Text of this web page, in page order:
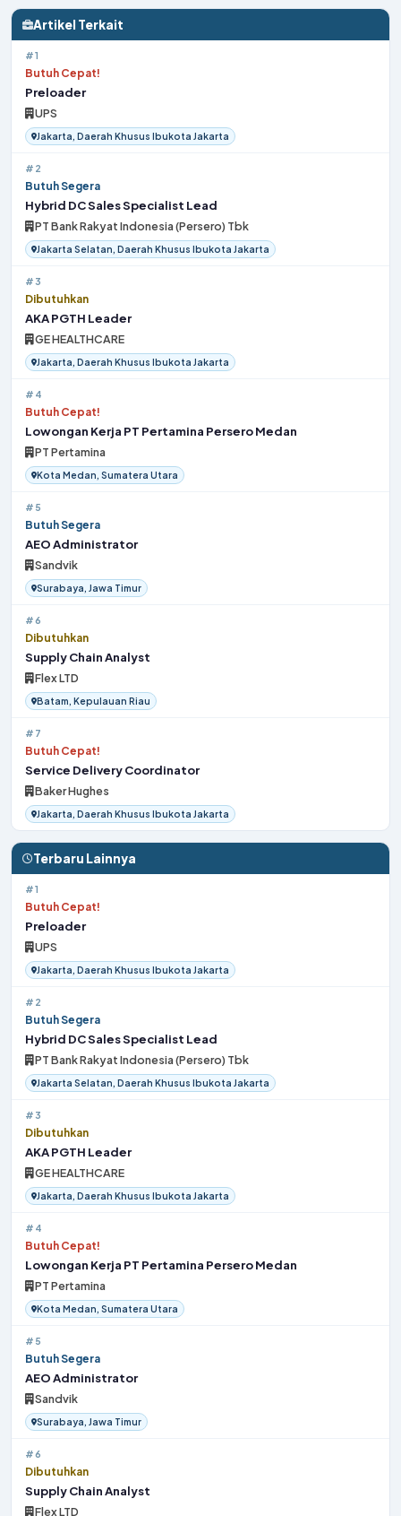
Artikel Terkait
#1
Butuh Cepat!
Preloader
UPS
Jakarta, Daerah Khusus Ibukota Jakarta
#2
Butuh Segera
Hybrid DC Sales Specialist Lead
PT Bank Rakyat Indonesia (Persero) Tbk
Jakarta Selatan, Daerah Khusus Ibukota Jakarta
#3
Dibutuhkan
AKA PGTH Leader
GE HEALTHCARE
Jakarta, Daerah Khusus Ibukota Jakarta
#4
Butuh Cepat!
Lowongan Kerja PT Pertamina Persero Medan
PT Pertamina
Kota Medan, Sumatera Utara
#5
Butuh Segera
AEO Administrator
Sandvik
Surabaya, Jawa Timur
#6
Dibutuhkan
Supply Chain Analyst
Flex LTD
Batam, Kepulauan Riau
#7
Butuh Cepat!
Service Delivery Coordinator
Baker Hughes
Jakarta, Daerah Khusus Ibukota Jakarta
Terbaru Lainnya
#1
Butuh Cepat!
Preloader
UPS
Jakarta, Daerah Khusus Ibukota Jakarta
#2
Butuh Segera
Hybrid DC Sales Specialist Lead
PT Bank Rakyat Indonesia (Persero) Tbk
Jakarta Selatan, Daerah Khusus Ibukota Jakarta
#3
Dibutuhkan
AKA PGTH Leader
GE HEALTHCARE
Jakarta, Daerah Khusus Ibukota Jakarta
#4
Butuh Cepat!
Lowongan Kerja PT Pertamina Persero Medan
PT Pertamina
Kota Medan, Sumatera Utara
#5
Butuh Segera
AEO Administrator
Sandvik
Surabaya, Jawa Timur
#6
Dibutuhkan
Supply Chain Analyst
Flex LTD